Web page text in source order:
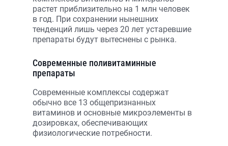
растет приблизительно на 1 млн человек
в год. При сохранении нынешних
тенденций лишь через 20 лет устаревшие
препараты будут вытеснены с рынка.
Современные поливитаминные
препараты
Современные комплексы содержат
обычно все 13 общепризнанных
витаминов и основные микроэлементы в
дозировках, обеспечивающих
физиологические потребности.